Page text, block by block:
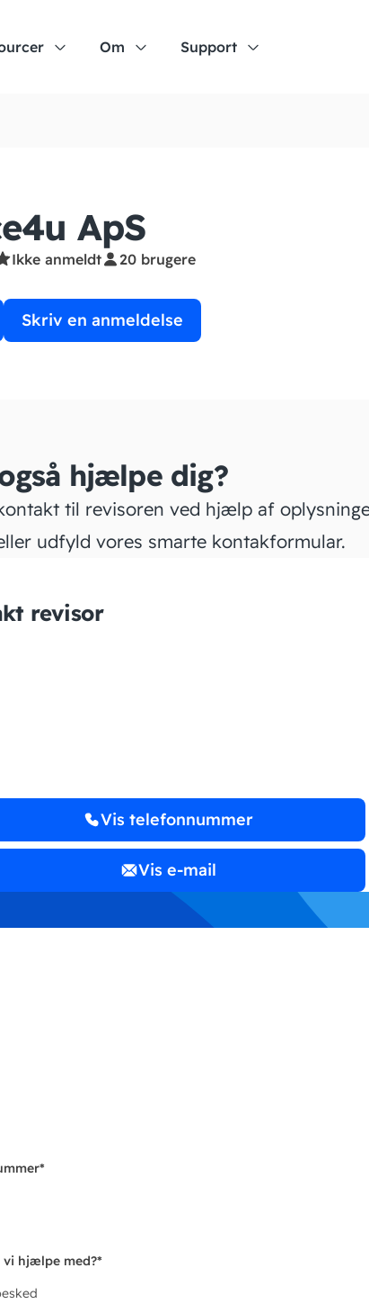
Om Support
ApS
Ikke anmeldt 20 brugere
Skriv en anmeldelse
hjælpe dig?
til revisoren ved hjælp af
udfyld vores smarte kontakformular.
revisor
Vis telefonnummer
Vis e-mail
*
vi hjælpe med?*